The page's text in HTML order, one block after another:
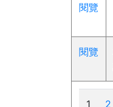
閱覽
閱覽
1 2